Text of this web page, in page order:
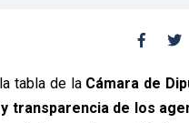
tabla de la Cámara de
transparencia de los